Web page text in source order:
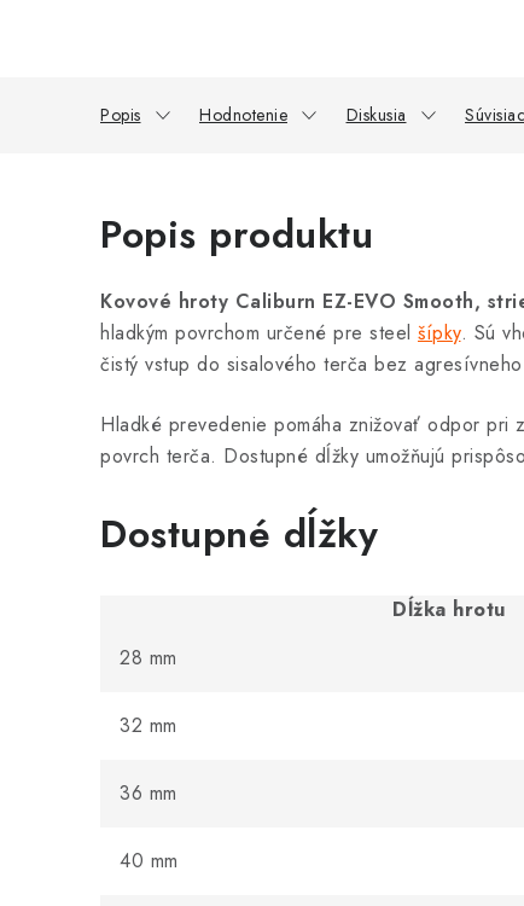
Popis Hodnotenie Diskusia
Popis produktu
Kovové hroty Caliburn EZ-EVO Smooth,
hladkým povrchom určené pre steel šípky. Sú
čistý vstup do sisalového terča bez
Hladké prevedenie pomáha znižovať odpor pri
povrch terča. Dostupné dĺžky umožňujú
Dostupné dĺžky
Dĺžka hrotu
28 mm
32 mm
36 mm
40 mm